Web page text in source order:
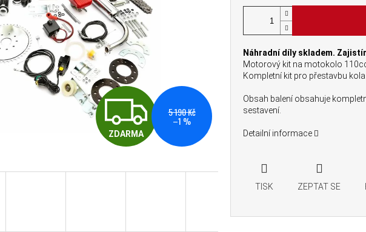
ZDARMA
ZDARMA
5 190 Kč
–1 %
Náhradní díly skladem.
Motorový kit na motokolo
Kompletní kit pro přestavbu
Obsah balení obsahuje
sestavení.
Detailní informace
TISK ZEPTAT SE